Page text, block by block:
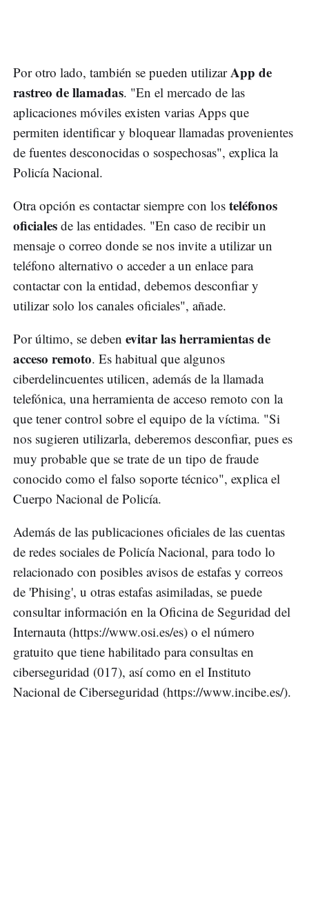
Por otro lado, también se pueden utilizarApp de
rastreo de llamadas. "En el mercado de las
aplicaciones móviles existen varias Apps que
permiten identificar y bloquear llamadas provenientes
de fuentes desconocidas o sospechosas", explica la
Policía Nacional.
Otra opción es contactar siempre con los teléfonos
oficiales de las entidades. "En caso de recibir un
mensaje o correo donde se nos invite a utilizar un
teléfono alternativo o acceder a un enlace para
contactar con la entidad, debemos desconfiar y
utilizar solo los canales oficiales", añade.
Por último, se deben evitar las herramientas de
acceso remoto. Es habitual que algunos
ciberdelincuentes utilicen, además de la llamada
telefónica, una herramienta de acceso remoto con la
que tener control sobre el equipo de la víctima. "Si
nos sugieren utilizarla, deberemos desconfiar, pues es
muy probable que se trate de un tipo de fraude
conocido como el falso soporte técnico", explica el
Cuerpo Nacional de Policía.
Además de las publicaciones oficiales de las cuentas
de redes sociales de Policía Nacional, para todo lo
relacionado con posibles avisos de estafas y correos
de 'Phising', u otras estafas asimiladas, se puede
consultar información en la Oficina de Seguridad del
Internauta (https://www.osi.es/es) o el número
gratuito que tiene habilitado para consultas en
ciberseguridad (017), así como en el Instituto
Nacional de Ciberseguridad (https://www.incibe.es/).